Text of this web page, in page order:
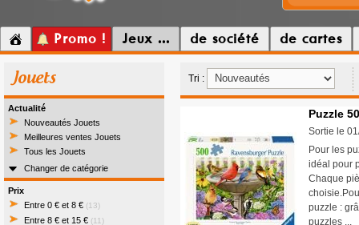
Promo ! Jeux ... de société de cartes
Jouets
Actualité
Nouveautés Jouets
Meilleures ventes Jouets
Tous les Jouets
Changer de catégorie
Prix
Entre 0 € et 8 € (13)
Entre 8 € et 15 € (11)
Tri :
Puzzle
Sortie le
Pour les
idéal pour
Chaque
puzzle :
puzzles ...